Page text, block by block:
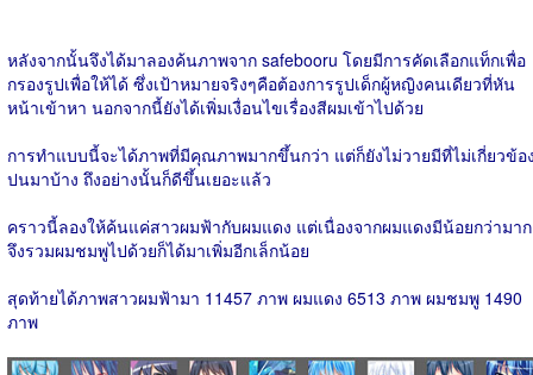
หลังจากนั้นจึงได้มาลองค้นภาพจาก safebooru โดยมีการคัดเลือกแท็กเพื่อ
กรองรูปเพื่อให้ได้ ซึ่งเป้าหมายจริงๆคือต้องการรูปเด็กผู้หญิงคนเดียวที่หัน
หน้าเข้าหา นอกจากนี้ยังได้เพิ่มเงื่อนไขเรื่องสีผมเข้าไปด้วย
การทำแบบนี้จะได้ภาพที่มีคุณภาพมากขึ้นกว่า แต่ก็ยังไม่วายมีที่ไม่เกี่ยวข้อ
ปนมาบ้าง ถึงอย่างนั้นก็ดีขึ้นเยอะแล้ว
คราวนี้ลองให้ค้นแค่สาวผมฟ้ากับผมแดง แต่เนื่องจากผมแดงมีน้อยกว่ามาก
จึงรวมผมชมพูไปด้วยก็ได้มาเพิ่มอีกเล็กน้อย
สุดท้ายได้ภาพสาวผมฟ้ามา 11457 ภาพ ผมแดง 6513 ภาพ ผมชมพู 1490
ภาพ